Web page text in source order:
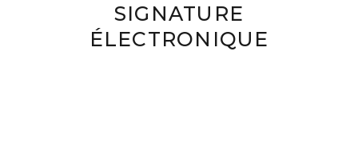
SIGNATURE
ÉLECTRONIQUE